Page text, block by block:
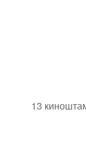
13